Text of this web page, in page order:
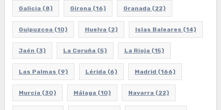
Galicia (8) Girona (16) Granada (22)
Guipuzcoa (10) Huelva (2) Islas Baleares (14)
Jaén (3) La Coruña (5) La Rioja (15)
Las Palmas (9) Lérida (6) Madrid (166)
Murcia (30) Málaga (10) Navarra (22)